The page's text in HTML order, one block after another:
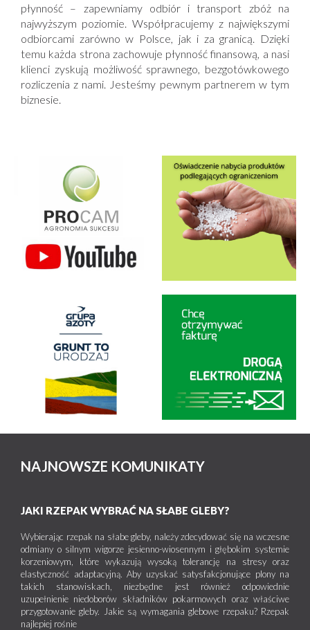
płynność – zapewniamy odbiór i transport zbóż na
najwyższym poziomie. Współpracujemy z największymi
odbiorcami zarówno w Polsce, jak i za granicą. Dzięki
temu każda strona zachowuje płynność finansową, a nasi
klienci zyskują możliwość sprawnego, bezgotówkowego
rozliczenia z nami. Jesteśmy pewnym partnerem w tym
biznesie.
NAJNOWSZE KOMUNIKATY
JAKI RZEPAK WYBRAĆ NA SŁABE GLEBY?
Wybierając rzepak na słabe gleby, należy zdecydować się na wczesne
odmiany o silnym wigorze jesienno-wiosennym i głębokim systemie
korzeniowym, które wykazują wysoką tolerancję na stresy oraz
elastyczność adaptacyjną. Aby uzyskać satysfakcjonujące plony na
takich stanowiskach, niezbędne jest również odpowiednie
uzupełnienie niedoborów składników pokarmowych oraz właściwe
przygotowanie gleby. Jakie są wymagania glebowe rzepaku? Rzepak
najlepiej rośnie